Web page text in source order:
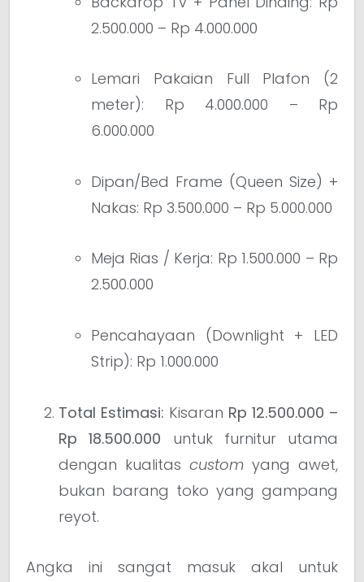
2.500.000 – Rp 4.000.000
Lemari Pakaian Full Plafon (2
meter): Rp 4.000.000 – Rp
6.000.000
Dipan/Bed Frame (Queen Size) +
Nakas: Rp 3.500.000 – Rp 5.000.000
Meja Rias / Kerja: Rp 1.500.000 – Rp
2.500.000
Pencahayaan (Downlight + LED
Strip): Rp 1.000.000
Total Estimasi: Kisaran Rp 12.500.000 –
Rp 18.500.000 untuk furnitur utama
dengan kualitas custom yang awet,
bukan barang toko yang gampang
reyot.
Angka ini sangat masuk akal untuk